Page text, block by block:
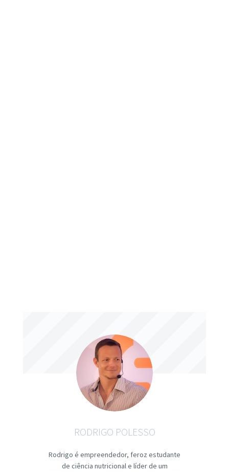
RODRIGO POLESSO
Rodrigo é empreendedor, feroz estudante
de ciência nutricional e líder de um